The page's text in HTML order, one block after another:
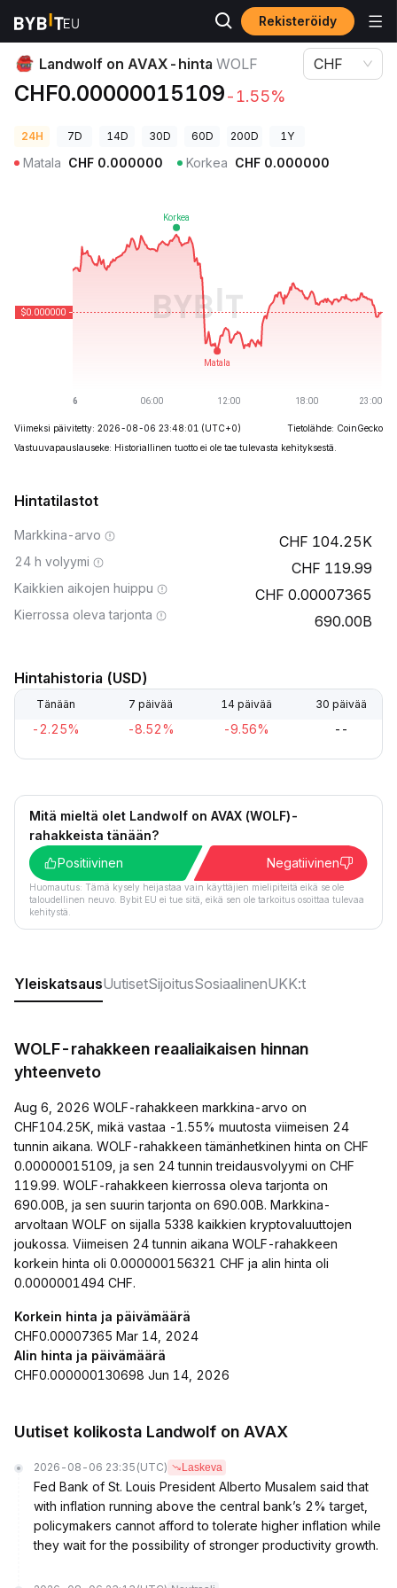
Rekisteröidy
Kryptohinnat Landwolf on AVAX-hinta WOLF
Landwolf on AVAX-hinta WOLF
CHF0.00000015109-1.55%
CHF
24H 7D 14D 30D 60D 200D 1Y
Matala CHF 0.000000 Korkea CHF 0.000000
Viimeksi päivitetty: 2026-08-06 23:48:01 (UTC+0)
Tietolähde: CoinGecko
Vastuuvapauslauseke: Historiallinen tuotto ei ole tae tulevasta kehityksestä.
Hintatilastot
Markkina-arvo 104.25K
24 h volyymi 119.99
Kaikkien aikojen huippu 0.00007365
Kierrossa oleva tarjonta 690.00B
Hintahistoria (USD)
Tänään 7 päivää 14 päivää 30 päivää
-2.25% -8.52% -9.56% --
Mitä mieltä olet Landwolf on AVAX (WOLF)-
rahakkeista tänään?
Positiivinen
Negatiivinen
Huomautus: Tämä kysely heijastaa vain käyttäjien mielipiteitä eikä se ole
taloudellinen neuvo. Bybit EU ei tue sitä, eikä sen ole tarkoitus osoittaa tulevaa
kehitystä.
YleiskatsausUutisetSijoitusSosiaalinenUKK:t
WOLF-rahakkeen reaaliaikaisen hinnan
yhteenveto
Aug 6, 2026 WOLF-rahakkeen markkina-arvo on
CHF104.25K, mikä vastaa -1.55% muutosta viimeisen 24
tunnin aikana. WOLF-rahakkeen tämänhetkinen hinta on CHF
0.00000015109, ja sen 24 tunnin treidausvolyymi on CHF
119.99. WOLF-rahakkeen kierrossa oleva tarjonta on
690.00B, ja sen suurin tarjonta on 690.00B. Markkina-
arvoltaan WOLF on sijalla 5338 kaikkien kryptovaluuttojen
joukossa. Viimeisen 24 tunnin aikana WOLF-rahakkeen
korkein hinta oli 0.000000156321 CHF ja alin hinta oli
0.0000001494 CHF.
Korkein hinta ja päivämäärä
CHF0.00007365 Mar 14, 2024
Alin hinta ja päivämäärä
CHF0.000000130698 Jun 14, 2026
Uutiset kolikosta Landwolf on AVAX
2026-08-06 23:35 (UTC) Laskeva
Fed Bank of St. Louis President Alberto Musalem said that
with inflation running above the central bank’s 2% target,
policymakers cannot afford to tolerate higher inflation while
they wait for the possibility of stronger productivity growth.